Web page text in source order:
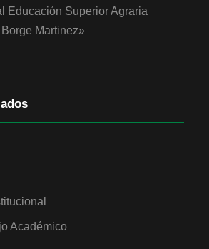
Educación Superior Agraria
Martinez»
Académico